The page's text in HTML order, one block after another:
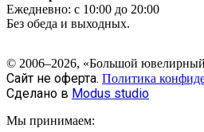
Ежедневно: с 10:00 до 20:00
Без обеда и выходных.
© 2006–2026, «Большой
Сайт не оферта. Политика
Сделано в Modus studio
Мы принимаем: